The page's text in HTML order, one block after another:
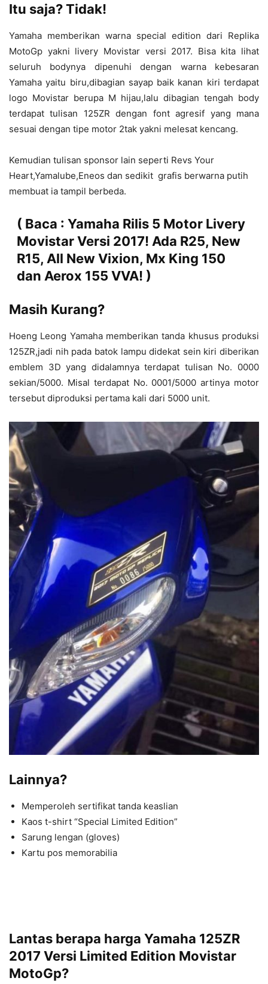
Itu saja? Tidak!
Yamaha memberikan warna special edition dari Replika
MotoGp yakni livery Movistar versi 2017. Bisa kita lihat
seluruh bodynya dipenuhi dengan warna kebesaran
Yamaha yaitu biru,dibagian sayap baik kanan kiri terdapat
logo Movistar berupa M hijau,lalu dibagian tengah body
terdapat tulisan 125ZR dengan font agresif yang mana
sesuai dengan tipe motor 2tak yakni melesat kencang.
Kemudian tulisan sponsor lain seperti Revs Your
Heart,Yamalube,Eneos dan sedikit grafis berwarna putih
membuat ia tampil berbeda.
( Baca : Yamaha Rilis 5 Motor Livery
Movistar Versi 2017! Ada R25, New
R15, All New Vixion, Mx King 150
dan Aerox 155 VVA! )
Masih Kurang?
Hoeng Leong Yamaha memberikan tanda khusus produksi
125ZR,jadi nih pada batok lampu didekat sein kiri diberikan
emblem 3D yang didalamnya terdapat tulisan No. 0000
sekian/5000. Misal terdapat No. 0001/5000 artinya motor
tersebut diproduksi pertama kali dari 5000 unit.
Lainnya?
Memperoleh sertifikat tanda keaslian
Kaos t-shirt “Special Limited Edition”
Sarung lengan (gloves)
Kartu pos memorabilia
Lantas berapa harga Yamaha 125ZR
2017 Versi Limited Edition Movistar
MotoGp?